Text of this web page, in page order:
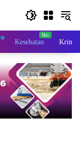
Kesehatan